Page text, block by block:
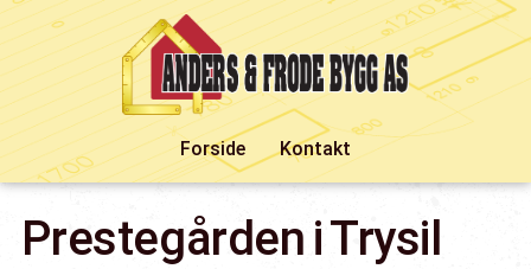
Forside Kontakt
Prestegården i Trysil